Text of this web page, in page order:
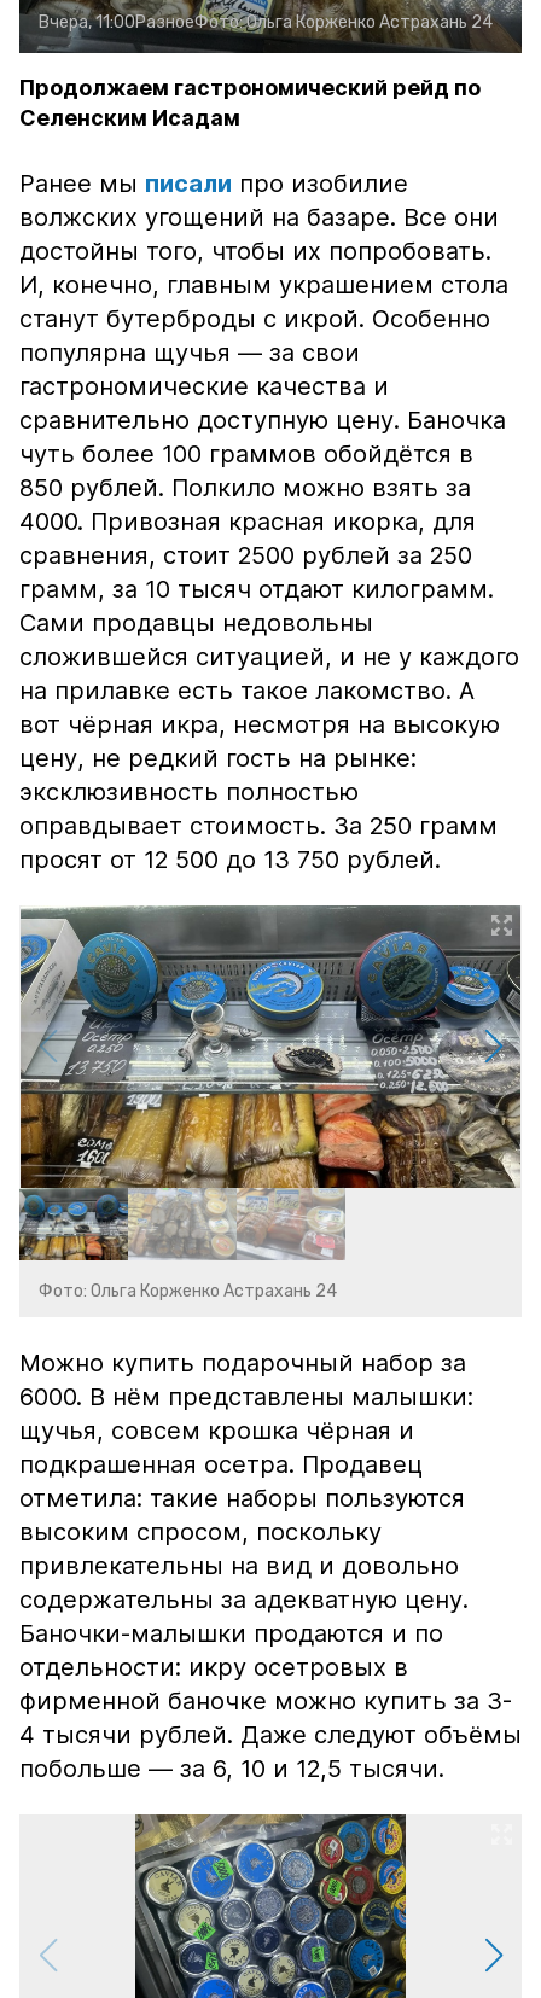
Вчера, 11:00РазноеФото:Ольга Корженко Астрахань 24
Продолжаем гастрономический рейд по
Селенским Исадам
Ранее мы писали про изобилие
волжских угощений на базаре. Все они
достойны того, чтобы их попробовать.
И, конечно, главным украшением стола
станут бутерброды с икрой. Особенно
популярна щучья — за свои
гастрономические качества и
сравнительно доступную цену. Баночка
чуть более 100 граммов обойдётся в
850 рублей. Полкило можно взять за
4000. Привозная красная икорка, для
сравнения, стоит 2500 рублей за 250
грамм, за 10 тысяч отдают килограмм.
Сами продавцы недовольны
сложившейся ситуацией, и не у каждого
на прилавке есть такое лакомство. А
вот чёрная икра, несмотря на высокую
цену, не редкий гость на рынке:
эксклюзивность полностью
оправдывает стоимость. За 250 грамм
просят от 12 500 до 13 750 рублей.
Фото: Ольга Корженко Астрахань 24
Можно купить подарочный набор за
6000. В нём представлены малышки:
щучья, совсем крошка чёрная и
подкрашенная осетра. Продавец
отметила: такие наборы пользуются
высоким спросом, поскольку
привлекательны на вид и довольно
содержательны за адекватную цену.
Баночки-малышки продаются и по
отдельности: икру осетровых в
фирменной баночке можно купить за 3-
4 тысячи рублей. Даже следуют объёмы
побольше — за 6, 10 и 12,5 тысячи.